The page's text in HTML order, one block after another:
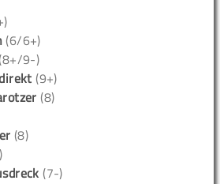
(6/6+)
9-)
(9+)
(8)
(8)
(7-)